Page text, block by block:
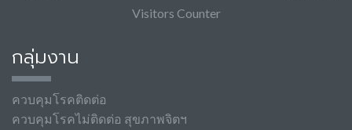
Visitors Counter
กลุ่มงาน
ควบคุมโรคติดต่อ
ควบคุมโรคไม่ติดต่อ สุขภาพจิตฯ